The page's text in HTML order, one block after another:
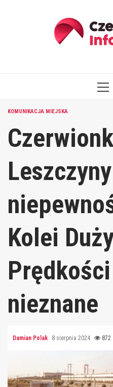
KOMUNIKACJA MIEJSKA
Kolei
nieznane
Damian Polak 8 sierpnia 2024 872